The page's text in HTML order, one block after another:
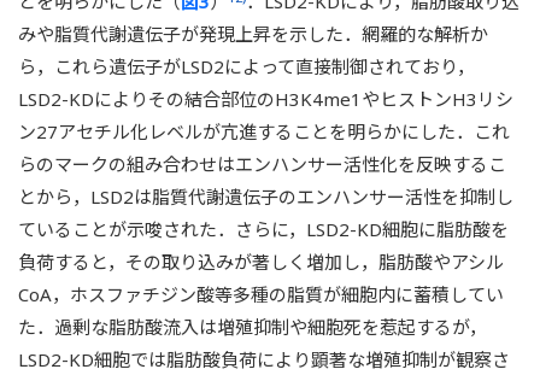
みや脂質代謝遺伝子が発現上昇を示した．網羅的な解析か
ら，これら遺伝子がLSD2によって直接制御されており，
LSD2-KDによりその結合部位のH3K4me1やヒストンH3リシ
ン27アセチル化レベルが亢進することを明らかにした．これ
らのマークの組み合わせはエンハンサー活性化を反映するこ
とから，LSD2は脂質代謝遺伝子のエンハンサー活性を抑制し
ていることが示唆された．さらに，LSD2-KD細胞に脂肪酸を
負荷すると，その取り込みが著しく増加し，脂肪酸やアシル
CoA，ホスファチジン酸等多種の脂質が細胞内に蓄積してい
た．過剰な脂肪酸流入は増殖抑制や細胞死を惹起するが，
LSD2-KD細胞では脂肪酸負荷により顕著な増殖抑制が観察さ